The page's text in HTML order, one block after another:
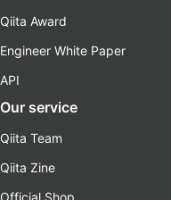
Qiita Award
Engineer White Paper
API
Our service
Qiita Team
Qiita Zine
Official Shop